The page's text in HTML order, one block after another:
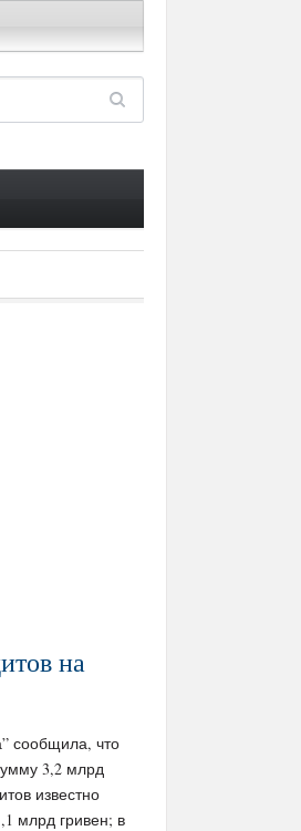
на
сообщила, что
3,2 млрд
известно
млрд гривен; в